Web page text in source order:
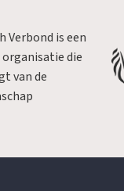
Verbond is een
die
van de